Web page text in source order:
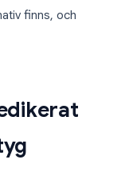
finns, och